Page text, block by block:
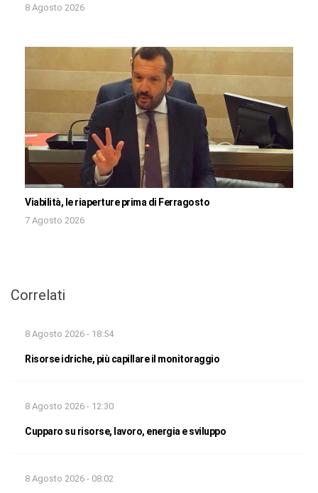
8 Agosto 2026
Viabilità, le riaperture prima di Ferragosto
7 Agosto 2026
Correlati
8 Agosto 2026 - 18:54
Risorse idriche, più capillare il monitoraggio
8 Agosto 2026 - 12:30
Cupparo su risorse, lavoro, energia e sviluppo
8 Agosto 2026 - 08:02